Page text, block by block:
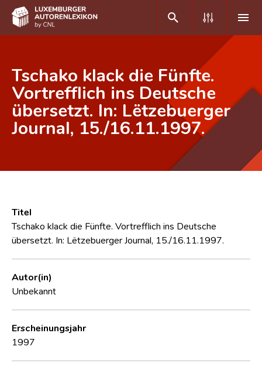
DE FR
Home
Autor(inn)en A-Z
Forschungsgruppe
Tschako klack die Fünfte.
Vortrefflich ins Deutsche
übersetzt. In: Lëtzebuerger
Journal, 15./16.11.1997.
Titel
Tschako klack die Fünfte. Vortrefflich ins Deutsche
übersetzt. In: Lëtzebuerger Journal, 15./16.11.1997.
Autor(in)
Unbekannt
Erscheinungsjahr
1997